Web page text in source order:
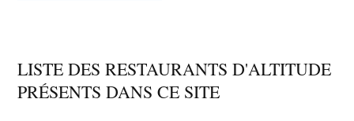
LISTE DES RESTAURANTS D'ALTITUDE
PRÉSENTS DANS CE SITE